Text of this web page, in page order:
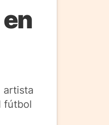
artista
fútbol